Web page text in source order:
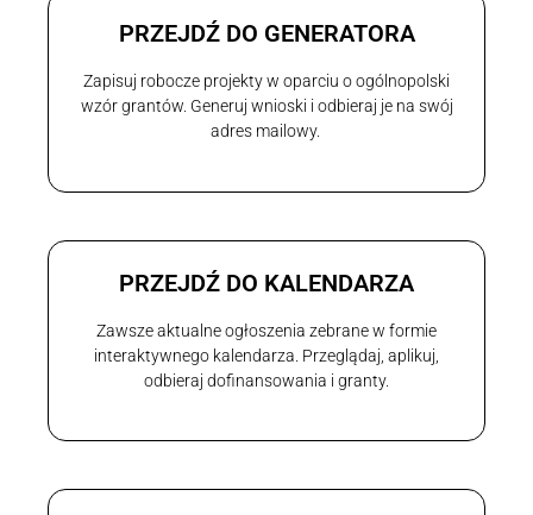
PRZEJDŹ DO GENERATORA
Zapisuj robocze projekty w oparciu o ogólnopolski
wzór grantów. Generuj wnioski i odbieraj je na swój
adres mailowy.
PRZEJDŹ DO KALENDARZA
Zawsze aktualne ogłoszenia zebrane w formie
interaktywnego kalendarza. Przeglądaj, aplikuj,
odbieraj dofinansowania i granty.